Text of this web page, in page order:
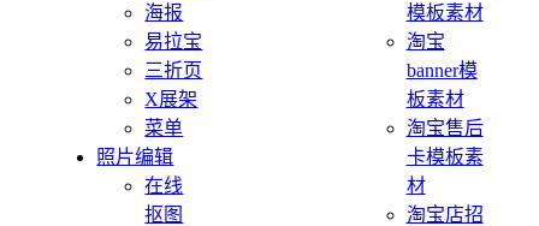
海报
易拉宝
三折页
X展架
菜单
照片编辑
在线
抠图
模板素材
淘宝
banner模
板素材
淘宝售后
卡模板素
材
淘宝店招